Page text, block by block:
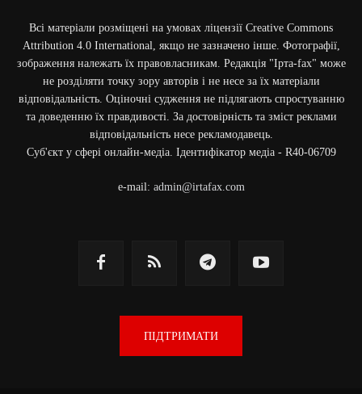
Всі матеріали розміщені на умовах ліцензії Creative Commons
Attribution 4.0 International, якщо не зазначено інше. Фотографії,
зображення належать їх правовласникам. Редакція "Ірта-fax" може
не розділяти точку зору авторів і не несе за їх матеріали
відповідальність. Оціночні судження не підлягають спростуванню
та доведенню їх правдивості. За достовірність та зміст реклами
відповідальність несе рекламодавець.
Cуб'єкт у сфері онлайн-медіа. Ідентифікатор медіа - R40-06709
e-mail: admin@irtafax.com
ПІДТРИМАТИ